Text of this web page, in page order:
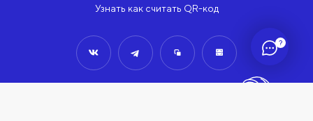
?
Узнать как считать QR-код